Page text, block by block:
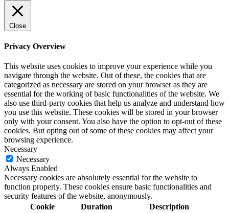
Close
Privacy Overview
This website uses cookies to improve your experience while you
navigate through the website. Out of these, the cookies that are
categorized as necessary are stored on your browser as they are
essential for the working of basic functionalities of the website. We
also use third-party cookies that help us analyze and understand how
you use this website. These cookies will be stored in your browser
only with your consent. You also have the option to opt-out of these
cookies. But opting out of some of these cookies may affect your
browsing experience.
Necessary
Necessary
Always Enabled
Necessary cookies are absolutely essential for the website to
function properly. These cookies ensure basic functionalities and
security features of the website, anonymously.
Cookie
Duration Description